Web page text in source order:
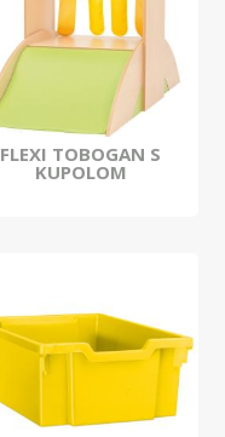
FLEXI TOBOGAN S
KUPOLOM